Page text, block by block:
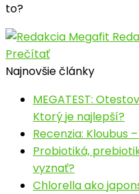
to?
Prečítať
Najnovšie články
MEGATEST:
Ktorý je najlepší?
Recenzia: Kloubus
Probiotiká,
vyznať?
Chlorella ako